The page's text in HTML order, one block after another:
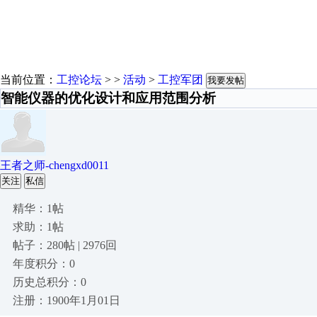
当前位置： 工控论坛 > > 活动 > 工控军团 我要发帖
智能仪器的优化设计和应用范围分析
王者之师-chengxd0011
关注 私信
精华：1帖
求助：1帖
帖子：280帖 | 2976回
年度积分：0
历史总积分：0
注册：1900年1月01日